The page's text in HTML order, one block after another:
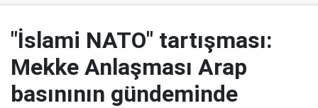
"İslami NATO" tartışması:
Mekke Anlaşması Arap
basınının gündeminde